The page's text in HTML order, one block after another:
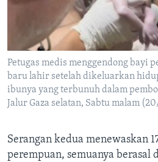
Petugas medis menggendong bayi
baru lahir setelah dikeluarkan
ibunya yang terbunuh dalam
Jalur Gaza selatan, Sabtu malam
Serangan kedua menewaskan
perempuan, semuanya berasal